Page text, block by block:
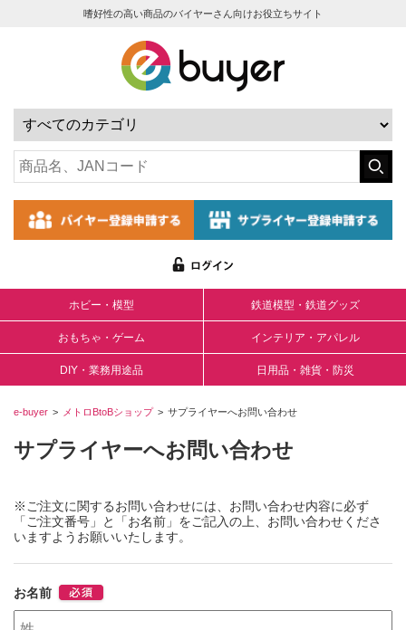
嗜好性の高い商品のバイヤーさん向けお役立ちサイト
ホビー・模型 鉄道模型・鉄道グッズ
おもちゃ・ゲーム インテリア・アパレル
DIY・業務用途品 日用品・雑貨・防災
e-buyer メトロBtoBショップ サプライヤーへお問い合わせ
サプライヤーへお問い合わせ
※ご注文に関するお問い合わせには、お問い合わせ内容に必ず
「ご注文番号」と「お名前」をご記入の上、お問い合わせくださ
いますようお願いいたします。
お名前